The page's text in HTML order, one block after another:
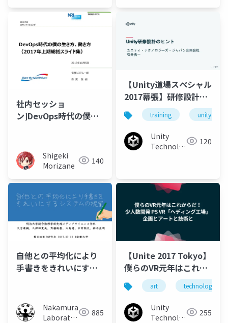
社内セッショ
ン]DevOps時代の僕の
Shigeki
Morizane
140
【Unity道場スペシャル
2017幕張】研修設計の
ヒントtraining unity
Unity
Technologies 120
自他との平均化により
手書きをきれいにする
Nakamura
Laboratory
885
【Unite 2017 Tokyo】
僕らのVR元年はこれか
らだ！少人数開発 PS
VR「ヘディング工場」
企画とアートと技術
と。
art technology
Unity
Technologies 255